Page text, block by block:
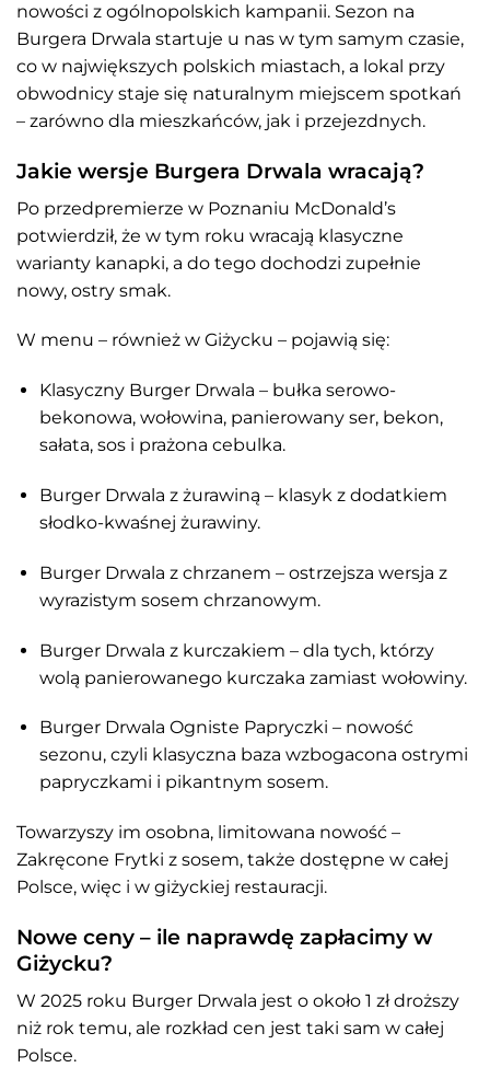
nowości z ogólnopolskich kampanii. Sezon na
Burgera Drwala startuje u nas w tym samym czasie,
co w największych polskich miastach, a lokal przy
obwodnicy staje się naturalnym miejscem spotkań
– zarówno dla mieszkańców, jak i przejezdnych.
Jakie wersje Burgera Drwala wracają?
Po przedpremierze w Poznaniu McDonald’s
potwierdził, że w tym roku wracają klasyczne
warianty kanapki, a do tego dochodzi zupełnie
nowy, ostry smak.
W menu – również w Giżycku – pojawią się:
Klasyczny Burger Drwala – bułka serowo-
bekonowa, wołowina, panierowany ser, bekon,
sałata, sos i prażona cebulka.
Burger Drwala z żurawiną – klasyk z dodatkiem
słodko-kwaśnej żurawiny.
Burger Drwala z chrzanem – ostrzejsza wersja z
wyrazistym sosem chrzanowym.
Burger Drwala z kurczakiem – dla tych, którzy
wolą panierowanego kurczaka zamiast wołowiny.
Burger Drwala Ogniste Papryczki – nowość
sezonu, czyli klasyczna baza wzbogacona ostrymi
papryczkami i pikantnym sosem.
Towarzyszy im osobna, limitowana nowość –
Zakręcone Frytki z sosem, także dostępne w całej
Polsce, więc i w giżyckiej restauracji.
Nowe ceny – ile naprawdę zapłacimy w
Giżycku?
W 2025 roku Burger Drwala jest o około 1 zł droższy
niż rok temu, ale rozkład cen jest taki sam w całej
Polsce.